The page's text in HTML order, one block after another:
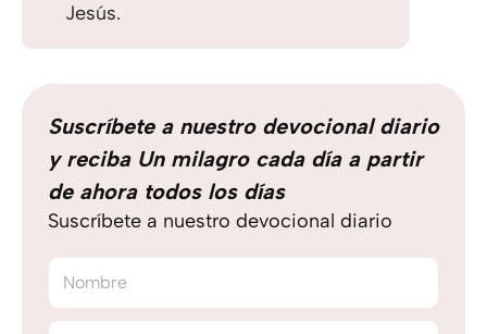
Jesús.
Suscríbete a nuestro devocional diario
y reciba Un milagro cada día a partir
de ahora todos los días
Suscríbete a nuestro devocional diario
Nombre